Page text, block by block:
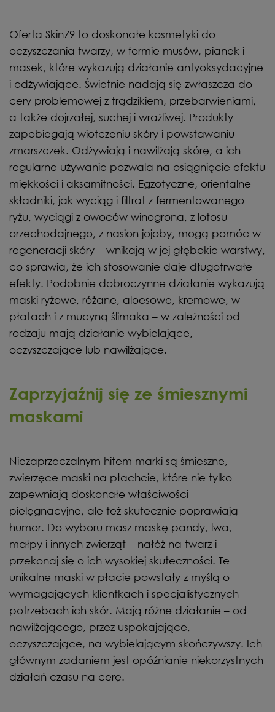
Oferta Skin79 to doskonałe kosmetyki do
oczyszczania twarzy, w formie musów, pianek i
masek, które wykazują działanie antyoksydacyjne
i odżywiające. Świetnie nadają się zwłaszcza do
cery problemowej z trądzikiem, przebarwieniami,
a także dojrzałej, suchej i wrażliwej. Produkty
zapobiegają wiotczeniu skóry i powstawaniu
zmarszczek. Odżywiają i nawilżają skórę, a ich
regularne używanie pozwala na osiągnięcie efektu
miękkości i aksamitności. Egzotyczne, orientalne
składniki, jak wyciąg i filtrat z fermentowanego
ryżu, wyciągi z owoców winogrona, z lotosu
orzechodajnego, z nasion jojoby, mogą pomóc w
regeneracji skóry – wnikają w jej głębokie warstwy,
co sprawia, że ich stosowanie daje długotrwałe
efekty. Podobnie dobroczynne działanie wykazują
maski ryżowe, różane, aloesowe, kremowe, w
płatach i z mucyną ślimaka – w zależności od
rodzaju mają działanie wybielające,
oczyszczające lub nawilżające.
Zaprzyjaźnij się ze śmiesznymi
maskami
Niezaprzeczalnym hitem marki są śmieszne,
zwierzęce maski na płachcie, które nie tylko
zapewniają doskonałe właściwości
pielęgnacyjne, ale też skutecznie poprawiają
humor. Do wyboru masz maskę pandy, lwa,
małpy i innych zwierząt – nałóż na twarz i
przekonaj się o ich wysokiej skuteczności. Te
unikalne maski w płacie powstały z myślą o
wymagających klientkach i specjalistycznych
potrzebach ich skór. Mają różne działanie – od
nawilżającego, przez uspokajające,
oczyszczające, na wybielającym skończywszy. Ich
głównym zadaniem jest opóźnianie niekorzystnych
działań czasu na cerę.